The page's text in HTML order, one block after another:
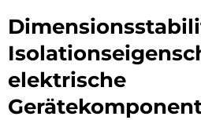
elektrische